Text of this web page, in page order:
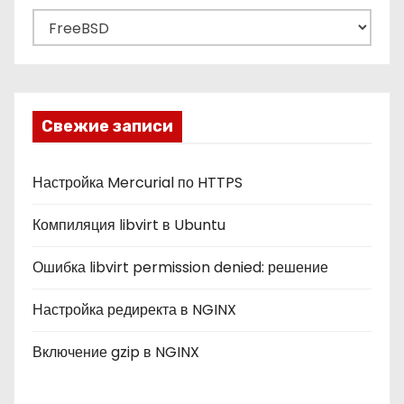
у
к
и
Свежие записи
Настройка Mercurial по HTTPS
Компиляция libvirt в Ubuntu
Ошибка libvirt permission denied: решение
Настройка редиректа в NGINX
Включение gzip в NGINX